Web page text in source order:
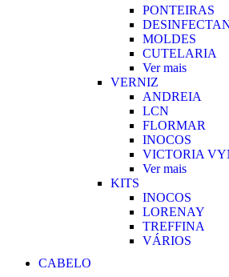
PONTEIRAS
MOLDES
CUTELARIA
Ver mais
VERNIZ
ANDREIA
LCN
FLORMAR
INOCOS
VICTORIA
Ver mais
KITS
INOCOS
LORENAY
TREFFINA
VÁRIOS
CABELO